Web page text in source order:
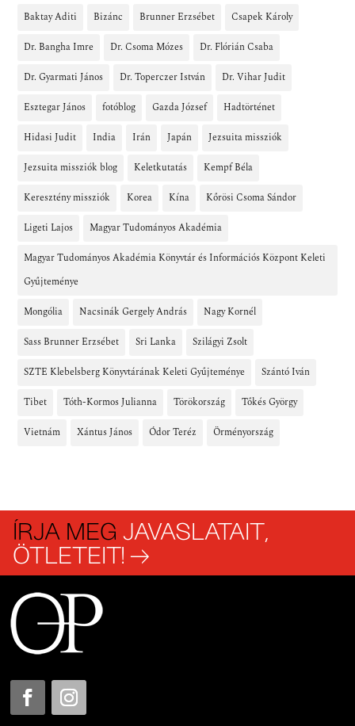
Baktay Aditi Bizánc Brunner Erzsébet
Csapek Károly
Dr. Bangha Imre
Dr. Csoma Mózes
Dr. Flórián Csaba
Dr. Gyarmati János
Dr. Toperczer István
Dr. Vihar Judit
Esztegar János
fotóblog Gazda József
Hadtörténet
Hidasi Judit
India Irán Japán
Jezsuita missziók
Jezsuita missziók blog
Keletkutatás
Kempf Béla
Keresztény missziók
Korea Kína
Kőrösi Csoma Sándor
Ligeti Lajos
Magyar Tudományos Akadémia
Magyar Tudományos Akadémia Könyvtár és Információs Központ Keleti
Gyűjteménye
Mongólia
Nacsinák Gergely András
Nagy Kornél
Sass Brunner Erzsébet
Sri Lanka
Szilágyi Zsolt
SZTE Klebelsberg Könyvtárának Keleti Gyűjteménye
Szántó Iván
Tibet
Tóth-Kormos Julianna Törökország
Tőkés György
Vietnám
Xántus János Ódor Teréz Örményország
ÍRJA MEG JAVASLATAIT,
ÖTLETEIT! →